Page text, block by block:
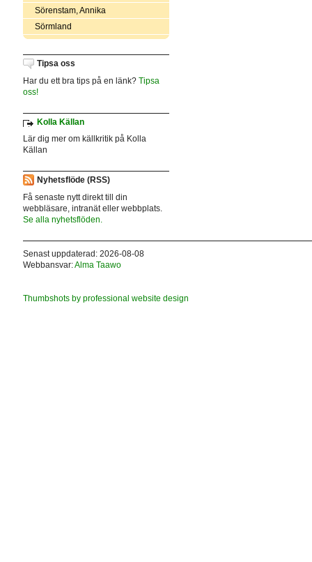
Sörenstam, Annika
Sörmland
Tipsa oss
Har du ett bra tips på en länk? Tipsa
oss!
Kolla Källan
Lär dig mer om källkritik på Kolla
Källan
Nyhetsflöde (RSS)
Få senaste nytt direkt till din
webbläsare, intranät eller webbplats.
Se alla nyhetsflöden.
Senast uppdaterad: 2026-08-08
Webbansvar:Alma Taawo
Thumbshots by professional website design